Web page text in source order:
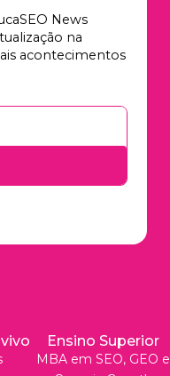
News
na
acontecimentos
Ensino Superior
MBA em SEO, GEO e